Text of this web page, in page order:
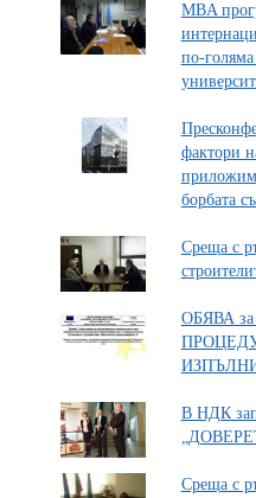
MBA
по-
фактори
борбата
Среща с
ОБЯВА
В НДК
Среща с